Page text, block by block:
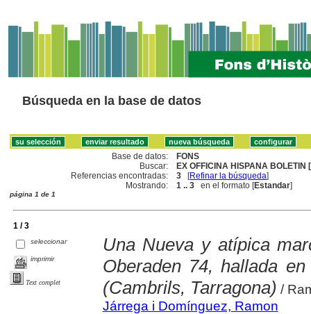
Búsqueda en la base de datos
Base de datos:
FONS
Buscar:
EX OFFICINA HISPANA BOLETIN
Referencias encontradas:
3 [Refinar la búsqueda]
Mostrando:
1 .. 3 en el formato [Estandar]
página 1 de 1
1 / 3
seleccionar
imprimir
Text complet
Una Nueva y atípica
Oberaden 74, hallada
(Cambrils, Tarragona) /
Járrega i Domínguez, Ramon